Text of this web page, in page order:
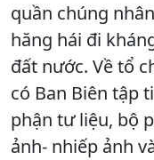
quần chúng
hăng hái đi
đất nước. Về tổ
có Ban Biên tập
phận tư liệu, bộ
ảnh- nhiếp ảnh